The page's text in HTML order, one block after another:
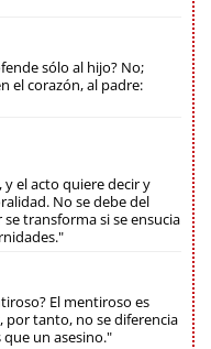
sólo al hijo? No;
el corazón, al padre:
el acto quiere decir y
No se debe del
transforma si se ensucia
El mentiroso es
por tanto, no se diferencia
que un asesino."